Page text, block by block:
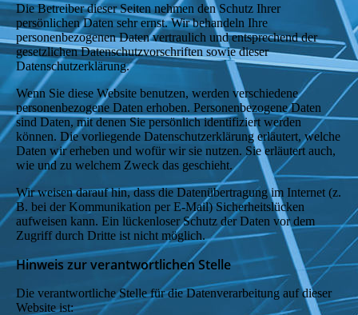
Die Betreiber dieser Seiten nehmen den Schutz Ihrer
persönlichen Daten sehr ernst. Wir behandeln Ihre
personenbezogenen Daten vertraulich und entsprechend der
gesetzlichen Datenschutzvorschriften sowie dieser
Datenschutzerklärung.
Wenn Sie diese Website benutzen, werden verschiedene
personenbezogene Daten erhoben. Personenbezogene Daten
sind Daten, mit denen Sie persönlich identifiziert werden
können. Die vorliegende Datenschutzerklärung erläutert, welche
Daten wir erheben und wofür wir sie nutzen. Sie erläutert auch,
wie und zu welchem Zweck das geschieht.
Wir weisen darauf hin, dass die Datenübertragung im Internet (z.
B. bei der Kommunikation per E-Mail) Sicherheitslücken
aufweisen kann. Ein lückenloser Schutz der Daten vor dem
Zugriff durch Dritte ist nicht möglich.
Hinweis zur verantwortlichen Stelle
Die verantwortliche Stelle für die Datenverarbeitung auf dieser
Website ist: